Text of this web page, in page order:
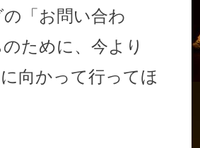
「お問い合わ
ために、今より
向かって行ってほ